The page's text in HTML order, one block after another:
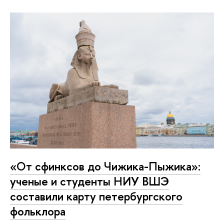
«От сфинксов до Чижика-Пыжика»:
ученые и студенты НИУ ВШЭ
составили карту петербургского
фольклора